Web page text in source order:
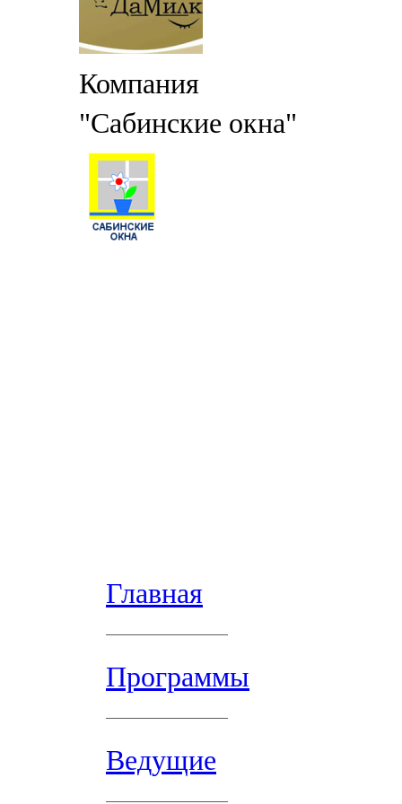
Компания
"Сабинские окна"
Главная
Программы
Ведущие